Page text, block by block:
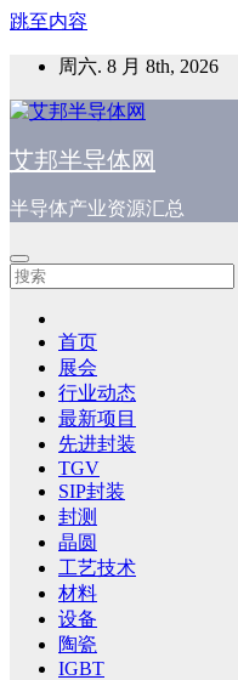
跳至内容
周六. 8 月 8th, 2026
艾邦半导体网
半导体产业资源汇总
首页
展会
行业动态
最新项目
先进封装
TGV
SIP封装
封测
晶圆
工艺技术
材料
设备
陶瓷
IGBT